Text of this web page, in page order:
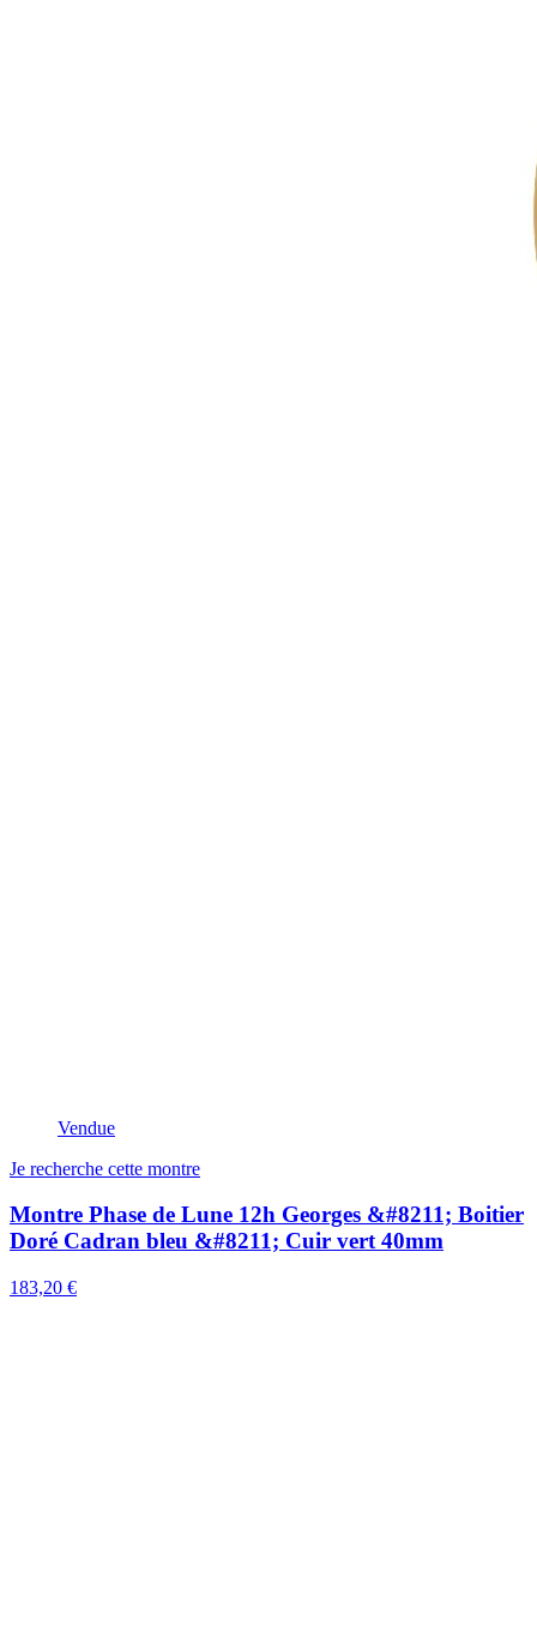
Vendue
Je recherche cette montre
Montre Phase de Lune 12h Georges &#8211; Boitier
Doré Cadran bleu &#8211; Cuir vert 40mm
183,20 €